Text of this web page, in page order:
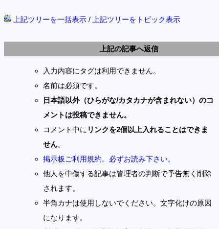
上記ツリーを一括表示 / 上記ツリーをトピック表示
上記の記事へ返信
入力内容にタグは利用できません。
名前は必須です。
日本語以外（ひらがな/カタカナが含まれない）のコ
メントは投稿できません。
コメント中に リンクを2個以上入れることはできま
せん。
掲示板ご利用規約。必ずお読み下さい。
他人を中傷する記事は管理者の判断で予告無く削除
されます。
半角カナは使用しないでください。文字化けの原因
になります。